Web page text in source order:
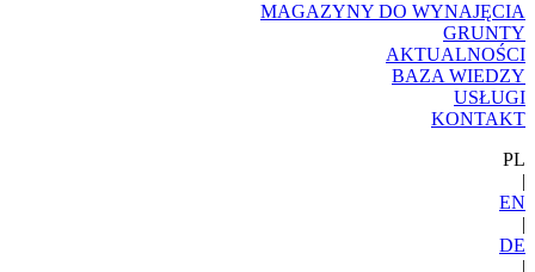
MAGAZYNY DO WYNAJĘCIA
GRUNTY
AKTUALNOŚCI
BAZA WIEDZY
USŁUGI
KONTAKT
PL
|
EN
|
DE
|